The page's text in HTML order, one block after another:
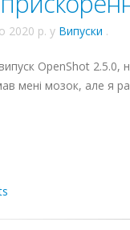
2020 р. у Випуски .
OpenShot 2.5.0,
мені мозок, але я